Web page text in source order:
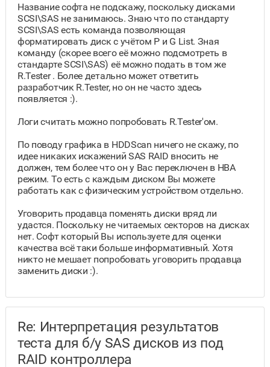
Название софта не подскажу, поскольку дисками
SCSI\SAS не занимаюсь. Знаю что по стандарту
SCSI\SAS есть команда позволяющая
форматировать диск с учётом P и G List. Зная
команду (скорее всего её можно подсмотреть в
стандарте SCSI\SAS) её можно подать в том же
R.Tester . Более детально может ответить
разработчик R.Tester, но он не часто здесь
появляется :).
Логи считать можно попробовать R.Tester'ом.
По поводу графика в HDDScan ничего не скажу, по
идее никаких искажений SAS RAID вносить не
должен, тем более что он у Вас переключен в HBA
режим. То есть с каждым диском Вы можете
работать как с физическим устройством отдельно.
Уговорить продавца поменять диски вряд ли
удастся. Поскольку не читаемых секторов на дисках
нет. Софт который Вы используете для оценки
качества всё таки больше информативный. Хотя
никто не мешает попробовать уговорить продавца
заменить диски :).
Re: Интерпретация результатов
теста для б/у SAS дисков из под
RAID контроллера